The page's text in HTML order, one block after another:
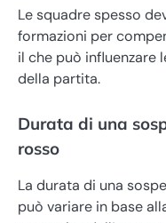
Le squadre spesso
formazioni per
il che può influenzare
della partita.
Durata di una
rosso
La durata di una
può variare in base